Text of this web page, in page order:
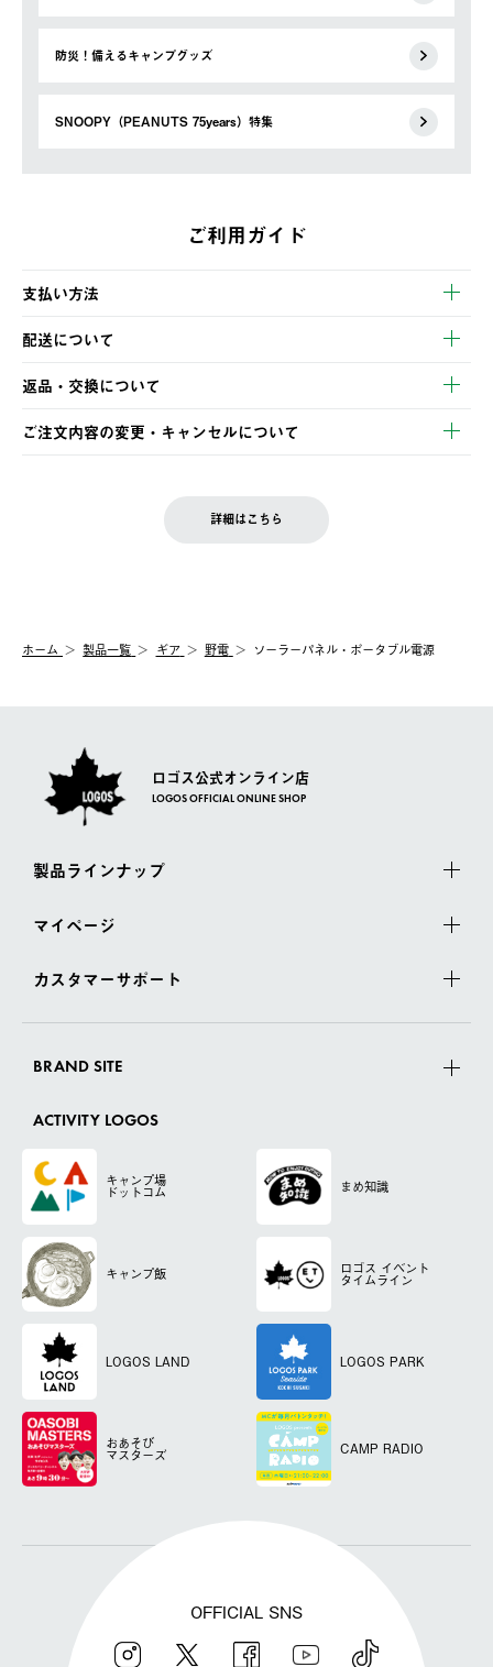
防災！備えるキャンプグッズ
SNOOPY（PEANUTS 75years）特集
ご利用ガイド
支払い方法
以下のいずれかの方法でお支払いいただけます。
・クレジットカード決済
・コンビニ決済
・Pay-easy決済
配送について
【発送スケジュール】
ご注文・ご入金完了より2営業日以内に商品を発送いたします。
土日祝の発送はございませんので、木曜日以降のご注文は週明け
の発送となる場合がございます。
【配送業者】
佐川急便にて配送されます。
返品・交換について
※お客様都合の場合
お客様都合の返品にかかる送料は、お客様ご負担とさせていただ
一度お手元の商品を返品いただき、ご希望商品を再注文してくだ
ご注文内容の変更・キャンセルについて
LOGOS FAMILY会員の方は、会員マイページ内 購入履歴画面に
詳細はこちら
ホーム 製品一覧 ギア 野電 ソーラーパネル・ポータブル電源
ロゴス公式オンライン店
LOGOS OFFICIAL ONLINE SHOP
製品ラインナップ
マイページ
カスタマーサポート
BRAND SITE
ACTIVITY LOGOS
キャンプ場
ドットコム まめ知識
キャンプ飯 ロゴス イベント
タイムライン
LOGOS LAND LOGOS PARK
おあそび
マスターズ CAMP RADIO
OFFICIAL SNS